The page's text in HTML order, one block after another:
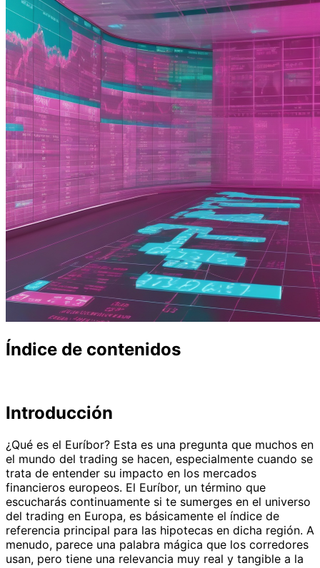
Índice de contenidos
Introducción
¿Qué es el Euríbor? Esta es una pregunta que muchos en
el mundo del trading se hacen, especialmente cuando se
trata de entender su impacto en los mercados
financieros europeos. El Euríbor, un término que
escucharás continuamente si te sumerges en el universo
del trading en Europa, es básicamente el índice de
referencia principal para las hipotecas en dicha región. A
menudo, parece una palabra mágica que los corredores
usan, pero tiene una relevancia muy real y tangible a la